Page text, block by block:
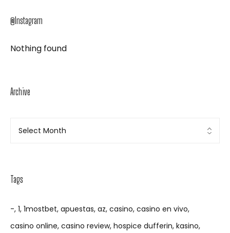
@Instagram
Nothing found
Archive
Tags
- 1 1mostbet apuestas az casino casino en vivo
casino online casino review hospice dufferin kasino